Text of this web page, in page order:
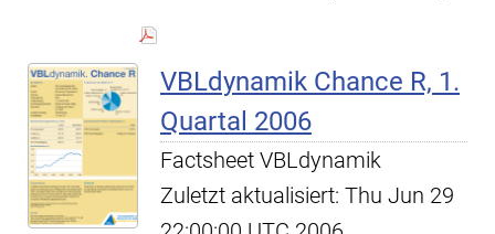
VBLdynamik Chance R, 1.
Quartal 2006
Factsheet VBLdynamik
Zuletzt aktualisiert: Thu Jun 29